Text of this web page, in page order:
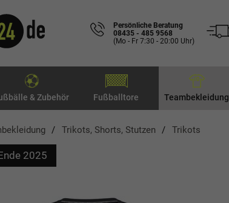
Persönliche Beratung
08435 - 485 9568
(Mo - Fr 7:30 - 20:00 Uhr)
& Zubehör Fußballtore Teambekleidung
Trikots, Shorts, Stutzen Trikots
2025